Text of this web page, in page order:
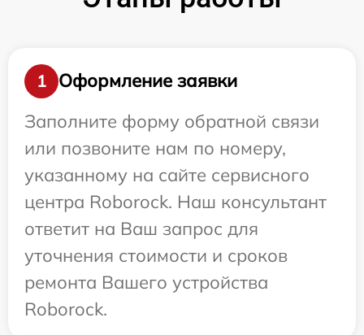
1
Оформление заявки
Заполните форму обратной связи
или позвоните нам по номеру,
указанному на сайте сервисного
центра Roborock. Наш консультант
ответит на Ваш запрос для
уточнения стоимости и сроков
ремонта Вашего устройства
Roborock.